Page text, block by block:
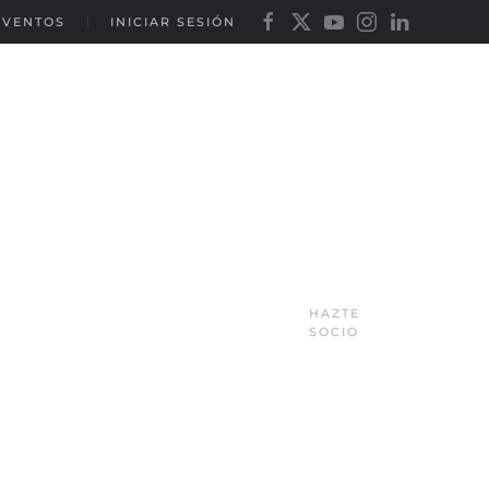
INICIAR SESIÓN
HAZTE
SOCIO